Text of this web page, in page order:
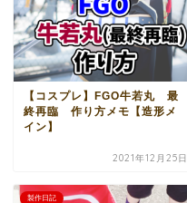
【コスプレ】FGO牛若丸 最
終再臨 作り方メモ【造形メ
イン】
2021年12月25日
製作日記